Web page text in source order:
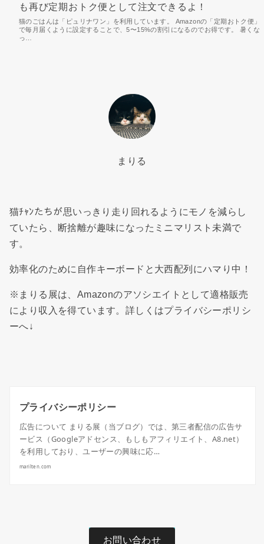
も再び定期おトク便として注文できるよ！
猫のごはんは「ピュリナワン」を利用しています。 Amazonの「定期おトク便」
で毎月届くように設定することで、5〜15%の割引になるのでお得です。 暑くな
っ…
まりる
猫ﾁｬﾝたちが思いっきり走り回れるようにモノを減らし
ていたら、断捨離が趣味になったミニマリスト未満で
す。
効率化のために自作キーボードと大西配列にハマり中！
※まりる展は、Amazonのアソシエイトとして適格販売
により収入を得ています。詳しくはプライバシーポリシ
ーへ↓
プライバシーポリシー
広告について まりる展（当ブログ）では、第三者配信の広告サ
ービス（Googleアドセンス、もしもアフィリエイト、A8.net）
を利用しており、ユーザーの興味に応…
marilten.com
お問い合わせ